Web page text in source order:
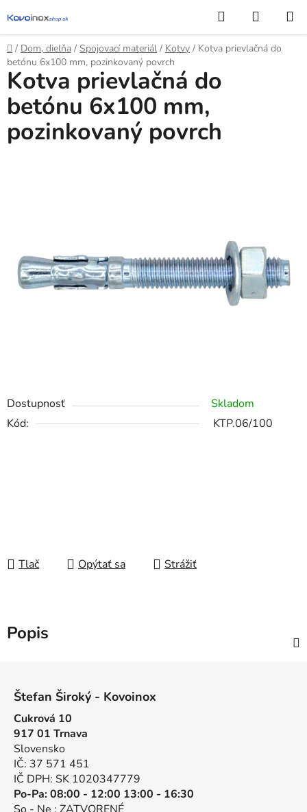
na
obsah
Hľadať
KOŠÍK
Domov
/ Dom, dielňa / Spojovací materiál / Kotvy / Kotva prievlačná do
betónu 6x100 mm, pozinkovaný povrch
Dostupnosť
Skladom
Kód:
KTP.06/100
Tlač Opýtať sa Strážiť
Kotva prievlačná do
betónu 6x100 mm,
pozinkovaný povrch
Popis
Štefan Široký - Kovoinox
Cukrová 10
917 01 Trnava
Slovensko
IČ: 37 571 451
IČ DPH: SK 1020347779
Po-Pa: 08:00 - 12:00 13:00 - 16:30